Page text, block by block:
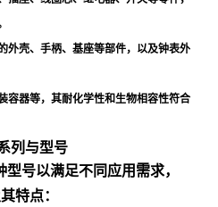
外壳、手柄、基座等部件，以及钟表外
容器等，其耐化学性和生物相容性符合
列与型号
号以满足不同应用需求，
特点：